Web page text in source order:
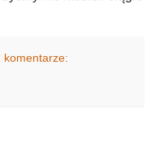
komentarze: